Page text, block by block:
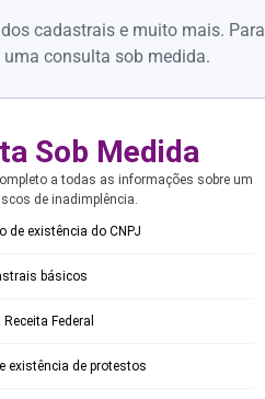
cadastrais e muito mais. Para
consulta sob medida.
Sob Medida
a todas as informações sobre um
de inadimplência.
de existência do CNPJ
básicos
Federal
existência de protestos